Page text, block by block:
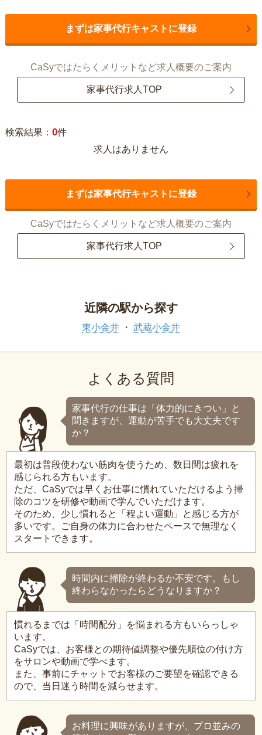
まずは家事代行キャストに登録
CaSyではたらくメリットなど求人概要のご案内
家事代行求人TOP
検索結果： 0件
求人はありません
まずは家事代行キャストに登録
CaSyではたらくメリットなど求人概要のご案内
家事代行求人TOP
近隣の駅から探す
東小金井 武蔵小金井
よくある質問
家事代行の仕事は「体力的にきつい」と
聞きますが、運動が苦手でも大丈夫です
か？
最初は普段使わない筋肉を使うため、数日間は疲れを
感じられる方もいます。
ただ、CaSyでは早くお仕事に慣れていただけるよう掃
除のコツを研修や動画で学んでいただけます。
そのため、少し慣れると「程よい運動」と感じる方が
多いです。ご自身の体力に合わせたペースで無理なく
スタートできます。
時間内に掃除が終わるか不安です。もし
終わらなかったらどうなりますか？
慣れるまでは「時間配分」を悩まれる方もいらっしゃ
います。
CaSyでは、お客様との期待値調整や優先順位の付け方
をサロンや動画で学べます。
また、事前にチャットでお客様のご要望を確認できる
ので、当日迷う時間を減らせます。
お料理に興味がありますが、プロ並みの